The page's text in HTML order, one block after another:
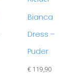
Varianten
auf.
Optionen
können
Bianca
Dress –
Puder
€ 119,90